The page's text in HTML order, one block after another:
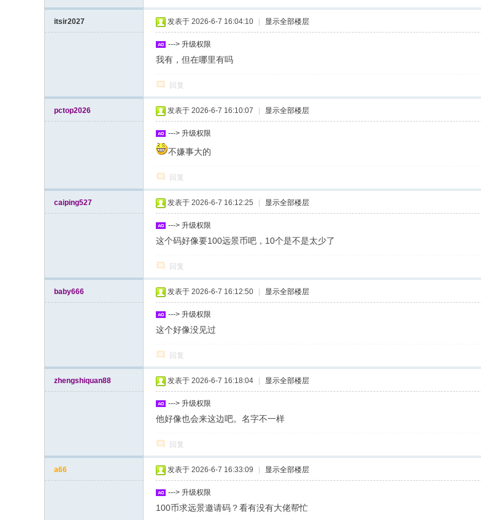
itsir2027 发表于 2026-6-7 16:04:10 显示全部楼层
---> 升级权限
我有，但在哪里有吗
回复
pctop2026 发表于 2026-6-7 16:10:07 显示全部楼层
---> 升级权限
不嫌事大的
回复
caiping527 发表于 2026-6-7 16:12:25 显示全部楼层
---> 升级权限
这个码好像要100远景币吧，10个是不是太少了
回复
baby666 发表于 2026-6-7 16:12:50 显示全部楼层
---> 升级权限
这个好像没见过
回复
zhengshiquan88 发表于 2026-6-7 16:18:04 显示全部楼层
---> 升级权限
他好像也会来这边吧。名字不一样
回复
a66 发表于 2026-6-7 16:33:09 显示全部楼层
---> 升级权限
100币求远景邀请码？看有没有大佬帮忙